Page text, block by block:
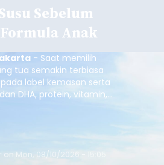
Sebelum
Anak
- Saat memilih
tua semakin terbiasa
label kemasan serta
DHA, protein, vitamin,
adalah dari mana
on Mon, 08/10/2026 - 15:05